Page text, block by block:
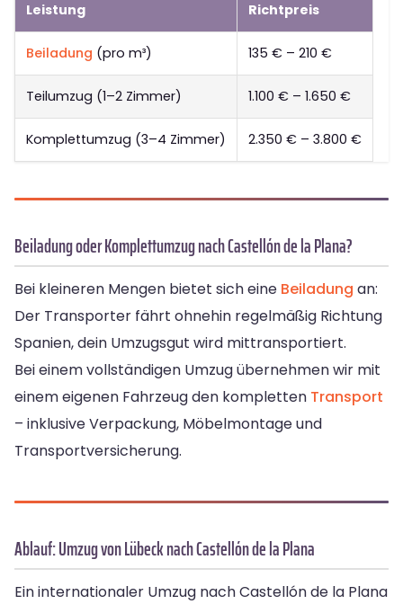
Leistung Richtpreis
Beiladung (pro m³) 135 € – 210 €
Teilumzug (1–2 Zimmer) 1.100 € – 1.650 €
Komplettumzug (3–4 Zimmer) 2.350 € – 3.800 €
Beiladung oder Komplettumzug nach Castellón de la Plana?
Bei kleineren Mengen bietet sich eine Beiladung an:
Der Transporter fährt ohnehin regelmäßig Richtung
Spanien, dein Umzugsgut wird mittransportiert.
Bei einem vollständigen Umzug übernehmen wir mit
einem eigenen Fahrzeug den kompletten Transport
– inklusive Verpackung, Möbelmontage und
Transportversicherung.
Ablauf: Umzug von Lübeck nach Castellón de la Plana
Ein internationaler Umzug nach Castellón de la Plana